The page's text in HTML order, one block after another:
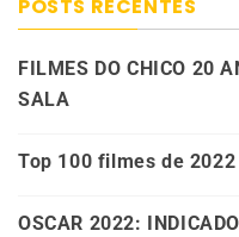
POSTS RECENTES
FILMES DO CHICO 20
SALA
Top 100 filmes de
OSCAR 2022: